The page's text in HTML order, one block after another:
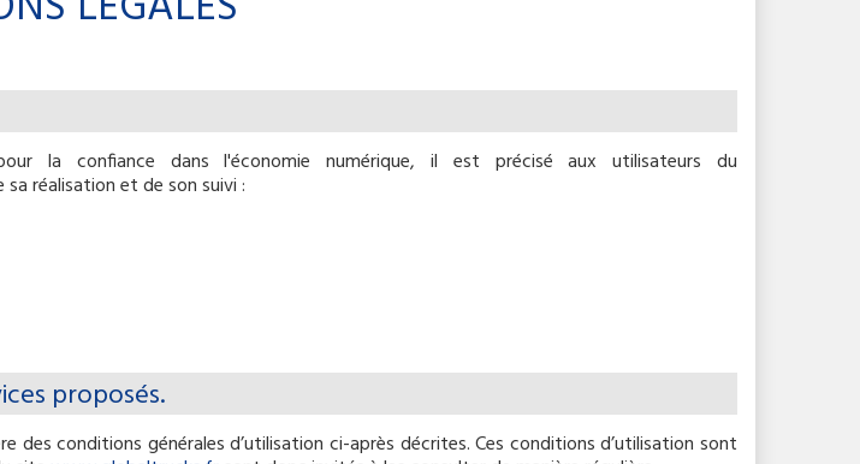
confiance dans l'économie numérique, il est précisé aux utilisateurs du
réalisation et de son suivi :
proposés.
des conditions générales d’utilisation ci-après décrites. Ces conditions d’utilisation sont